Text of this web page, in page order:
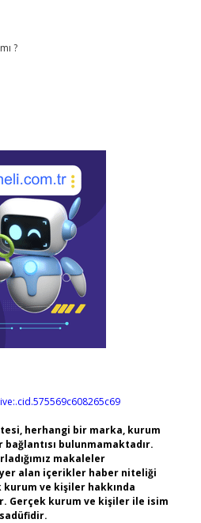
?
herhangi bir marka, kurum
bulunmamaktadır.
makaleler
alan içerikler haber niteliği
ve kişiler hakkında
Gerçek kurum ve kişiler ile isim